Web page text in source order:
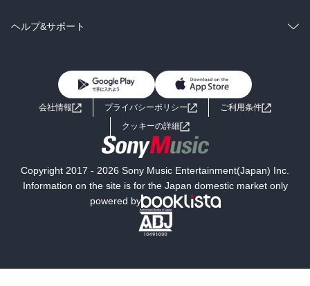
BL・TL
雑誌・グラビア
ラノベ
コミック
ライトノベル 男子向けラノベ
小説
海外小説
ミステリー SF
文学
ヘルプ&サポート
よくあるご質問 お問い合わせ
会社情報 プライバシーポリシー
ご利用条件
クッキーの詳細
Copyright 2017 - 2026 Sony Music Entertainment(Japan) Inc.
Information on the site is for the Japan domestic market only
powered by